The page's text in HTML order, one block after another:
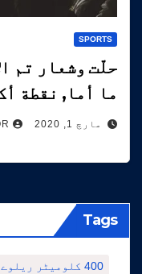
SPORTS
حلّت وشعار تم
ما أما, نقطة
مارچ 1, 2020
Tags
400 کلومیٹر ریلوے ٹریک کی اپ گریڈیشن کا منصوبہ